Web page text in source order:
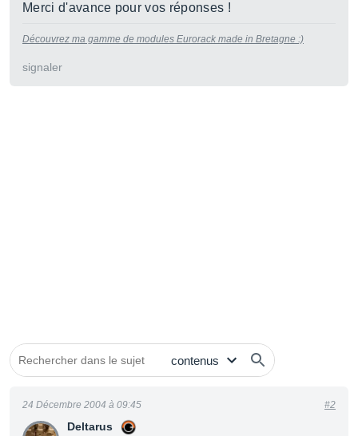
Merci d'avance pour vos réponses !
Découvrez ma gamme de modules Eurorack made in Bretagne :)
signaler
Deltarus
24 Décembre 2004 à 09:45 #2